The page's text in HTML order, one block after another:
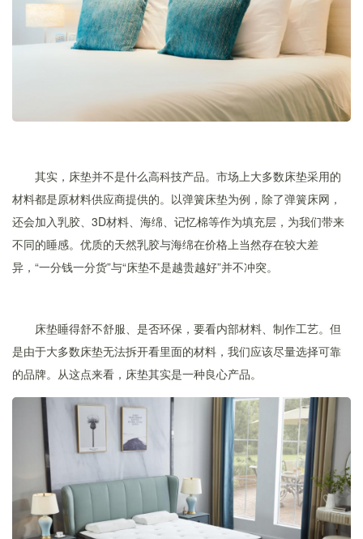
其实，床垫并不是什么高科技产品。市场上大多数床垫采用的
材料都是原材料供应商提供的。以弹簧床垫为例，除了弹簧床网，
还会加入乳胶、3D材料、海绵、记忆棉等作为填充层，为我们带来
不同的睡感。优质的天然乳胶与海绵在价格上当然存在较大差
异，“一分钱一分货”与“床垫不是越贵越好”并不冲突。
床垫睡得舒不舒服、是否环保，要看内部材料、制作工艺。但
是由于大多数床垫无法拆开看里面的材料，我们应该尽量选择可靠
的品牌。从这点来看，床垫其实是一种良心产品。